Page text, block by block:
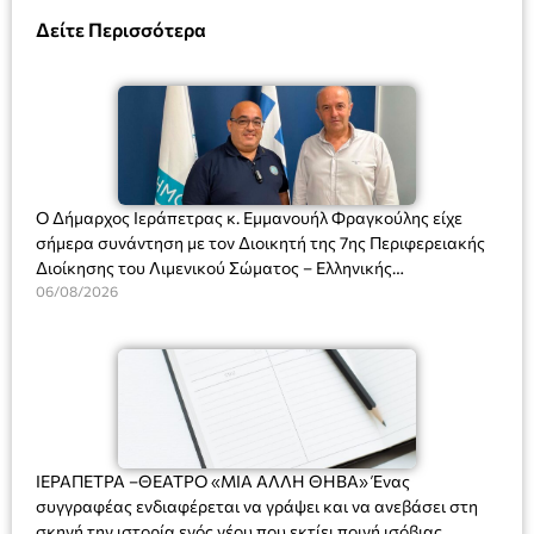
Δείτε Περισσότερα
Ο Δήμαρχος Ιεράπετρας κ. Εμμανουήλ Φραγκούλης είχε
σήμερα συνάντηση με τον Διοικητή της 7ης Περιφερειακής
Διοίκησης του Λιμενικού Σώματος – Ελληνικής
Ακτοφυλακής (Λ.Σ.-ΕΛ.ΑΚΤ.), Αρχιπλοίαρχο Λ.Σ. κ. Ιωάννη
06/08/2026
ΙΕΡΑΠΕΤΡΑ –ΘΕΑΤΡΟ «ΜΙΑ ΑΛΛΗ ΘΗΒΑ» Ένας
συγγραφέας ενδιαφέρεται να γράψει και να ανεβάσει στη